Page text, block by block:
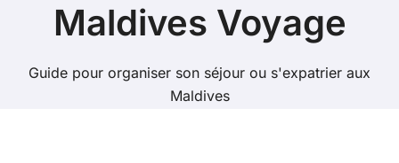
Maldives Voyage
Guide pour organiser son séjour ou s'expatrier aux
Maldives